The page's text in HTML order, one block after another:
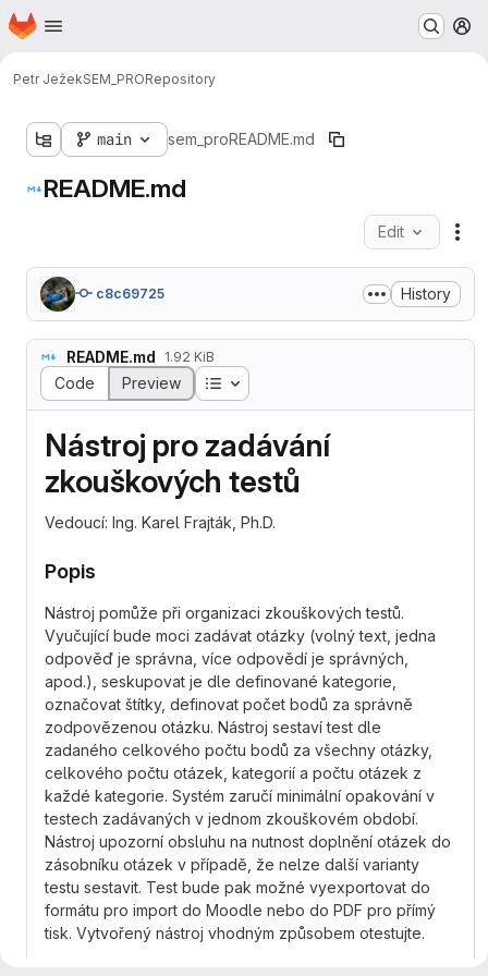
Skip to main content
Homepage
Petr JežekSEM_PRORepository
main sem_proREADME.md
README.md
Edit
c8c69725 History
README.md 1.92 KiB
Code Preview Table of contents
Nástroj pro zadávání
zkouškových testů
Vedoucí: Ing. Karel Frajták, Ph.D.
Popis
Nástroj pomůže při organizaci zkouškových testů.
Vyučující bude moci zadávat otázky (volný text, jedna
odpověď je správna, více odpovědí je správných,
apod.), seskupovat je dle definované kategorie,
označovat štítky, definovat počet bodů za správně
zodpovězenou otázku. Nástroj sestaví test dle
zadaného celkového počtu bodů za všechny otázky,
celkového počtu otázek, kategorií a počtu otázek z
každé kategorie. Systém zaručí minimální opakování v
testech zadávaných v jednom zkouškovém období.
Nástroj upozorní obsluhu na nutnost doplnění otázek do
zásobníku otázek v případě, že nelze další varianty
testu sestavit. Test bude pak možné vyexportovat do
formátu pro import do Moodle nebo do PDF pro přímý
tisk. Vytvořený nástroj vhodným způsobem otestujte.